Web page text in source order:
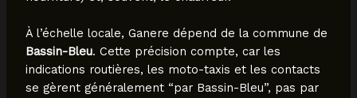
À l’échelle locale, Ganere dépend de la commune de
Bassin-Bleu. Cette précision compte, car les
indications routières, les moto-taxis et les contacts
se gèrent généralement “par Bassin-Bleu”, pas par